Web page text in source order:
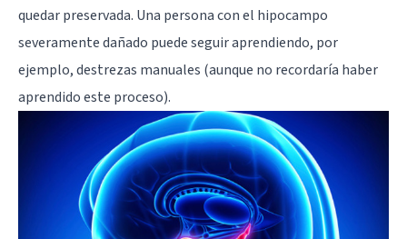
quedar preservada. Una persona con el hipocampo
severamente dañado puede seguir aprendiendo, por
ejemplo, destrezas manuales (aunque no recordaría haber
aprendido este proceso).